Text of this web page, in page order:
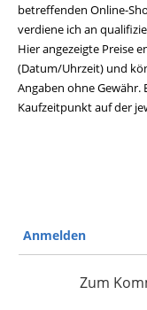
betreffenden Online-
verdiene ich an
Hier angezeigte Preise
(Datum/Uhrzeit) und
Angaben ohne Gewähr.
Kaufzeitpunkt auf der
Anmelden
Zum